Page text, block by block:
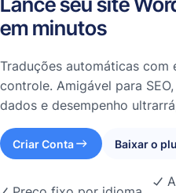
em minutos
Traduções automáticas
controle. Amigável para
dados e desempenho
Criar Conta Baixar o